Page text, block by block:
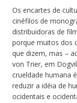
Os encartes de
cinéfilos de
distribuidoras de
porque muitos dos
que dizem, mas –
von Trier, em
crueldade humana
reduzir a idéia de
ocidentais e